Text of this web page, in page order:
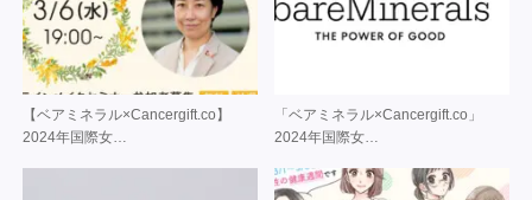
【ベアミネラル×Cancergift.co】
2024年国際女…
「ベアミネラル×Cancergift.co」
2024年国際女…